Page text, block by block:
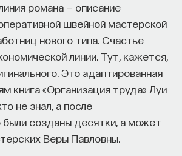
романа — описание
швейной мастерской
нового типа. Счастье
линии. Тут, кажется,
Это адаптированная
книга «Организация труда» Луи
не знал, а после
созданы десятки, а может
Веры Павловны.
кто вообще формирует
и кто задает тот
он работает? Мне кажется,
быть субъектом —
внешний заказ,
выбирать, на какое будущее
должна быть собственная
определить, какое будущее
а затем разворачивать это